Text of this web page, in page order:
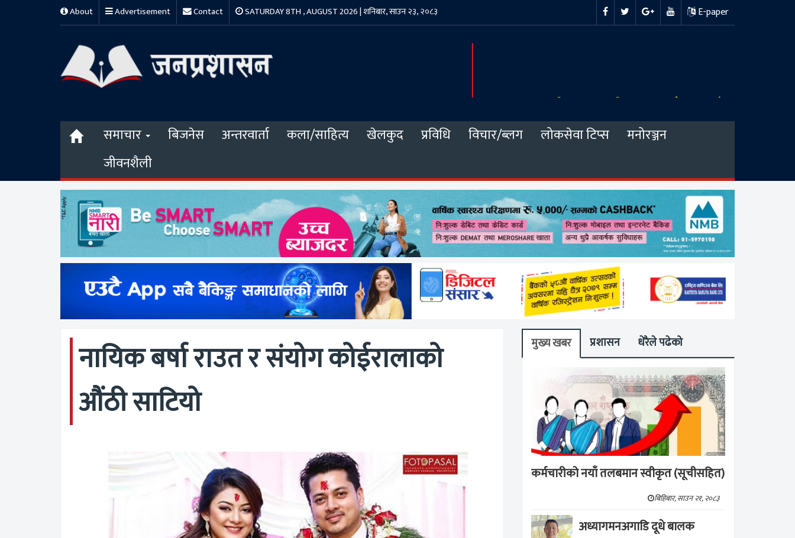
About Advertisement Contact SATURDAY 8TH , AUGUST 2026 | शनिबार, साउन २३, २०८३ E-paper
समाचार बिजनेस अन्तरवार्ता कला/साहित्य खेलकुद प्रविधि विचार/ब्लग लोकसेवा टिप्स
मनोरञ्जन
जीवनशैली
नायिक बर्षा राउत र संयोग कोईरालाको
औंठी साटियो
मुख्य खबर प्रशासन धेरैले पढेको
कर्मचारीको नयाँ तलबमान स्वीकृत (सूचीसहित)
बिहिबार, साउन २१, २०८३
अध्यागमनअगाडि दूधे बालक